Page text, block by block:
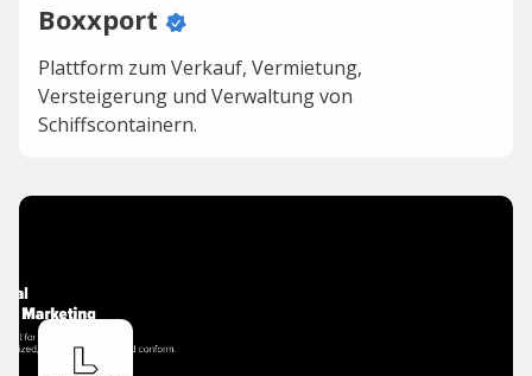
Boxxport
Plattform zum Verkauf, Vermietung,
Versteigerung und Verwaltung von
Schiffscontainern.